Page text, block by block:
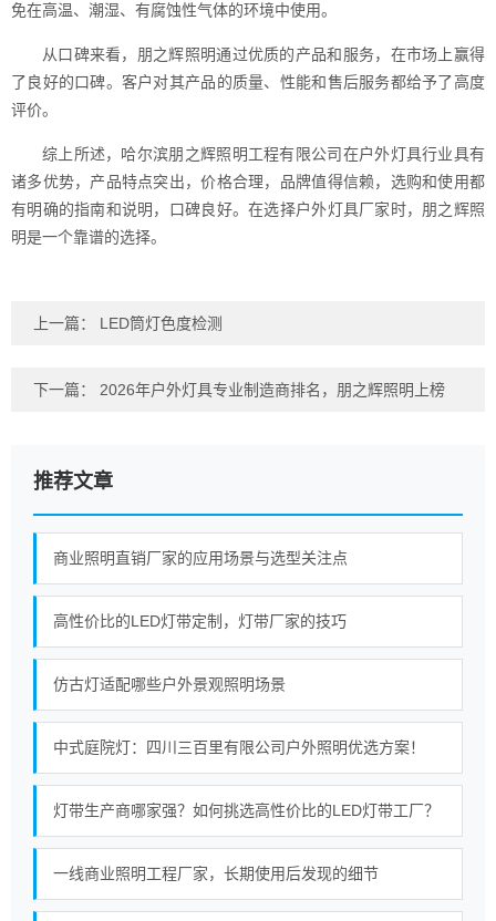
免在高温、潮湿、有腐蚀性气体的环境中使用。
从口碑来看，朋之辉照明通过优质的产品和服务，在市场上赢得
了良好的口碑。客户对其产品的质量、性能和售后服务都给予了高度
评价。
综上所述，哈尔滨朋之辉照明工程有限公司在户外灯具行业具有
诸多优势，产品特点突出，价格合理，品牌值得信赖，选购和使用都
有明确的指南和说明，口碑良好。在选择户外灯具厂家时，朋之辉照
明是一个靠谱的选择。
上一篇： LED筒灯色度检测
下一篇： 2026年户外灯具专业制造商排名，朋之辉照明上榜
推荐文章
商业照明直销厂家的应用场景与选型关注点
高性价比的LED灯带定制，灯带厂家的技巧
仿古灯适配哪些户外景观照明场景
中式庭院灯：四川三百里有限公司户外照明优选方案！
灯带生产商哪家强？如何挑选高性价比的LED灯带工厂？
一线商业照明工程厂家，长期使用后发现的细节